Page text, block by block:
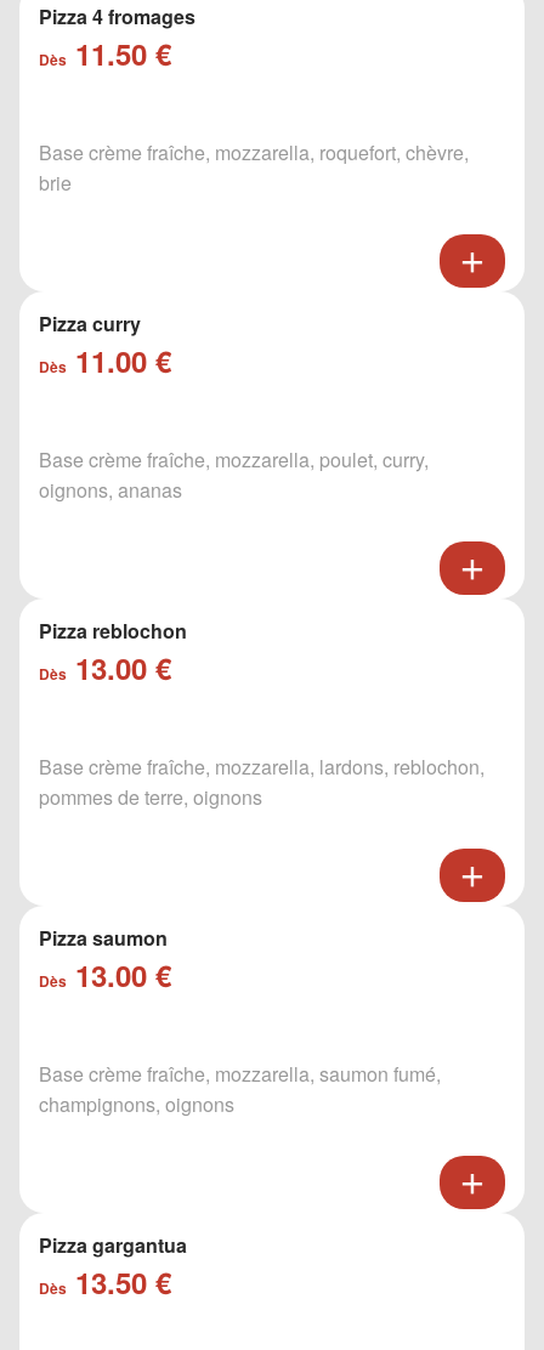
Pizza 4 fromages
Dès 11.50 €
Base crème fraîche, mozzarella, roquefort, chèvre,
brie
Pizza curry
Dès 11.00 €
Base crème fraîche, mozzarella, poulet, curry,
oignons, ananas
Pizza reblochon
Dès 13.00 €
Base crème fraîche, mozzarella, lardons, reblochon,
pommes de terre, oignons
Pizza saumon
Dès 13.00 €
Base crème fraîche, mozzarella, saumon fumé,
champignons, oignons
Pizza gargantua
Dès 13.50 €